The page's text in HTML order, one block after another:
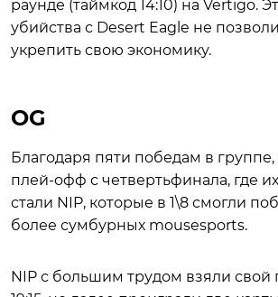
раунде (таймкод 14:10) на Vertigo.
убийства с Desert Eagle не
укрепить свою экономику.
OG
Благодаря пяти победам в группе,
плей-офф с четвертьфинала, где
стали NIP, которые в 1\8 смогли
более сумбурных mousesports.
NIP с большим трудом взяли свой